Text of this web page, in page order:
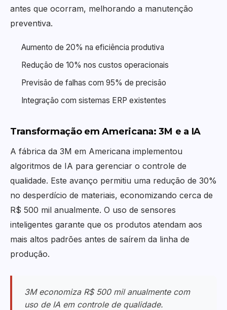
antes que ocorram, melhorando a manutenção
preventiva.
Aumento de 20% na eficiência produtiva
Redução de 10% nos custos operacionais
Previsão de falhas com 95% de precisão
Integração com sistemas ERP existentes
Transformação em Americana: 3M e a IA
A fábrica da 3M em Americana implementou
algoritmos de IA para gerenciar o controle de
qualidade. Este avanço permitiu uma redução de 30%
no desperdício de materiais, economizando cerca de
R$ 500 mil anualmente. O uso de sensores
inteligentes garante que os produtos atendam aos
mais altos padrões antes de saírem da linha de
produção.
3M economiza R$ 500 mil anualmente com
uso de IA em controle de qualidade.